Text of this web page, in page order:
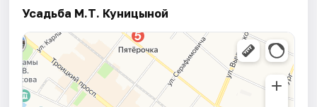
Усадьба М.Т. Куницыной